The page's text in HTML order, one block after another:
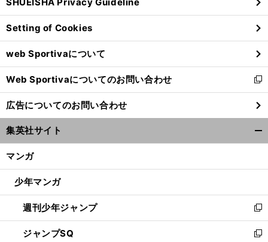
ィ
ン
ド
ウ
で
開
く
Setting of Cookies
web Sportivaについて
Web Sportivaについてのお問い合わせ
新
し
い
ウ
ィ
ン
ウ
開
く
広告についてのお問い合わせ
集英社サイト
マンガ
少年マンガ
週刊少年ジャンプ
新
し
い
ジャンプSQ
新